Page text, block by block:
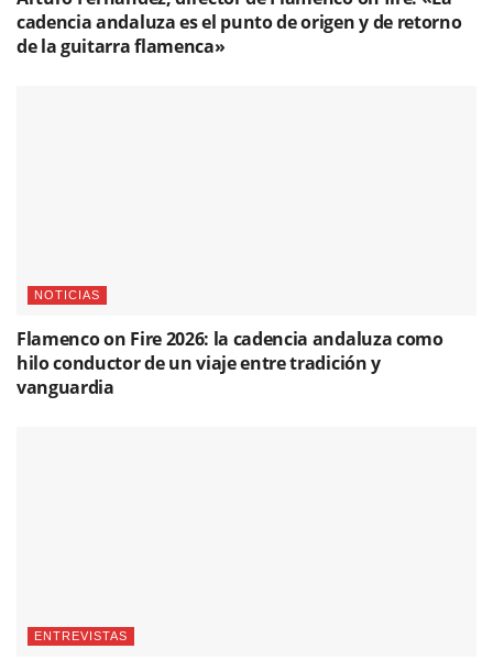
cadencia andaluza es el punto de origen y de retorno
de la guitarra flamenca»
NOTICIAS
Flamenco on Fire 2026: la cadencia andaluza como
hilo conductor de un viaje entre tradición y
vanguardia
ENTREVISTAS